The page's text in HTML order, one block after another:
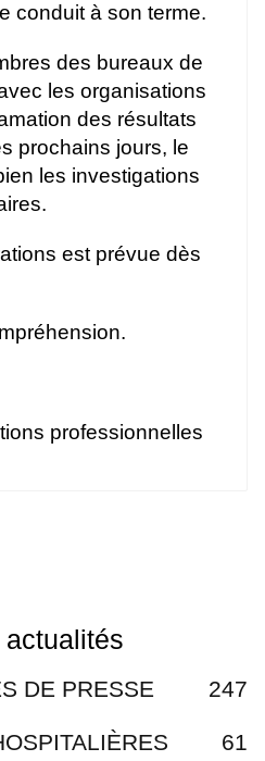
conduit à son terme.
des bureaux de
les organisations
des résultats
prochains jours, le
les investigations
est prévue dès
professionnelles
DE PRESSE 247
61